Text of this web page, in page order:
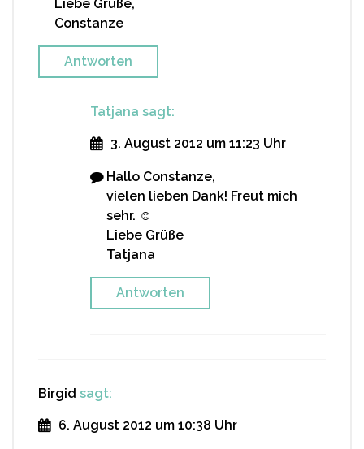
Liebe Grüße,
Constanze
Antworten
Tatjana sagt:
3. August 2012 um 11:23 Uhr
Hallo Constanze,
vielen lieben Dank! Freut mich
sehr. ☺
Liebe Grüße
Tatjana
Antworten
Birgid sagt:
6. August 2012 um 10:38 Uhr